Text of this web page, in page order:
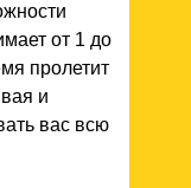
от 1 до
пролетит
и
вас всю